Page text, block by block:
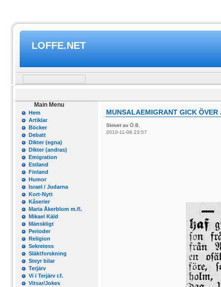
LOFFE.NET
Main Menu
Hem
Artiklar
Böcker
Debatt
Dikter (egna)
Dikter (andras)
Emigration
Estland
Finland
Humor
Israel / Judarna
Kort-Nytt
Kåserier
Maria Åkerblom m.fl.
Mikael Käld
Mänskligt
Perioder
Religion
Sekretess
Släktforskning
Steyr bilar
Terjärv
Vi i Terjärv r.f.
Vitsar/Jokes
MUNSALAEMIGRANT GICK ÖVER
Skrivet av Ö.B.
2010-11-08 23:57